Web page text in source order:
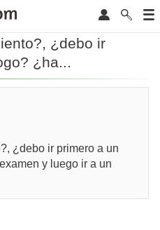
¿debo ir
¿ha...
¿debo ir primero a un
y luego ir a un